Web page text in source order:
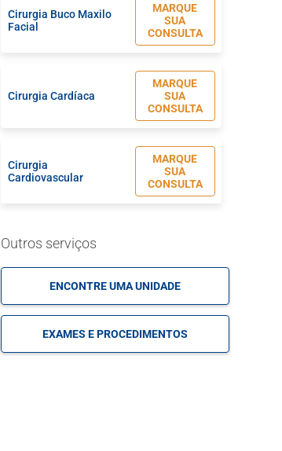
Cirurgia Buco Maxilo
Facial
MARQUE
SUA
CONSULTA
Cirurgia Cardíaca
MARQUE
SUA
CONSULTA
Cirurgia
Cardiovascular
MARQUE
SUA
CONSULTA
Cirurgia de Cabeça e
MARQUE
CONSULTA
Outros serviços
ENCONTRE UMA UNIDADE
EXAMES E PROCEDIMENTOS